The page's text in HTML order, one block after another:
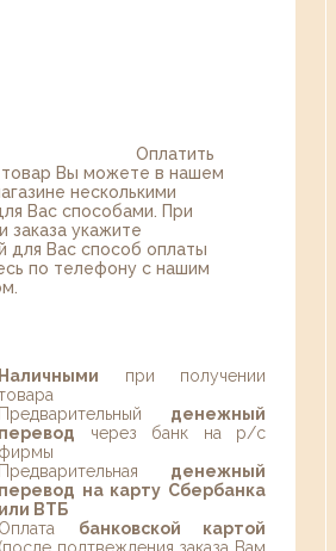
Оплатить
товар Вы можете в нашем
несколькими
Вас способами. При
заказа укажите
для Вас способ оплаты
по телефону с нашим
Наличными при получении
Предварительный денежный
перевод через банк на р/с
фирмы
Предварительная денежный
перевод на карту Сбербанка
или ВТБ
Оплата банковской картой
(после подтвеждения заказа Вам